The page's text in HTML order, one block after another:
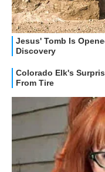
HOW TO